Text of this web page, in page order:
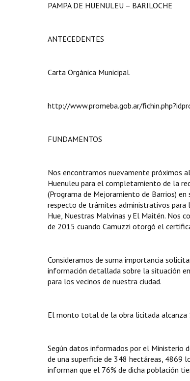
PAMPA DE HUENULEU – BARILOCHE
ANTECEDENTES
Carta Orgánica Municipal.
http://www.promeba.gob.ar/
FUNDAMENTOS
Nos encontramos nuevamente próximos
Huenuleu para el completamiento de la
(Programa de Mejoramiento de Barrios)
respecto de trámites administrativos para
Hue, Nuestras Malvinas y El Maitén. Nos
de 2015 cuando Camuzzi otorgó el
Consideramos de suma importancia
información detallada sobre la situación
para los vecinos de nuestra ciudad.
El monto total de la obra licitada alcanza
Según datos informados por el Ministerio
de una superficie de 348 hectáreas, 4869
informan que el 76% de dicha población